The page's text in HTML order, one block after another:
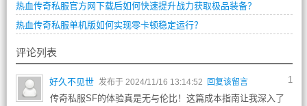
热血传奇私服官方网下载后如何快速提升战力获取极品装备？
热血传奇私服单机版如何实现零卡顿稳定运行？
评论列表
1
好久不见世 发布于 2024/11/16 13:14:52 回复该留言
传奇私服SF的体验真是无与伦比！这篇成本指南让我深入了